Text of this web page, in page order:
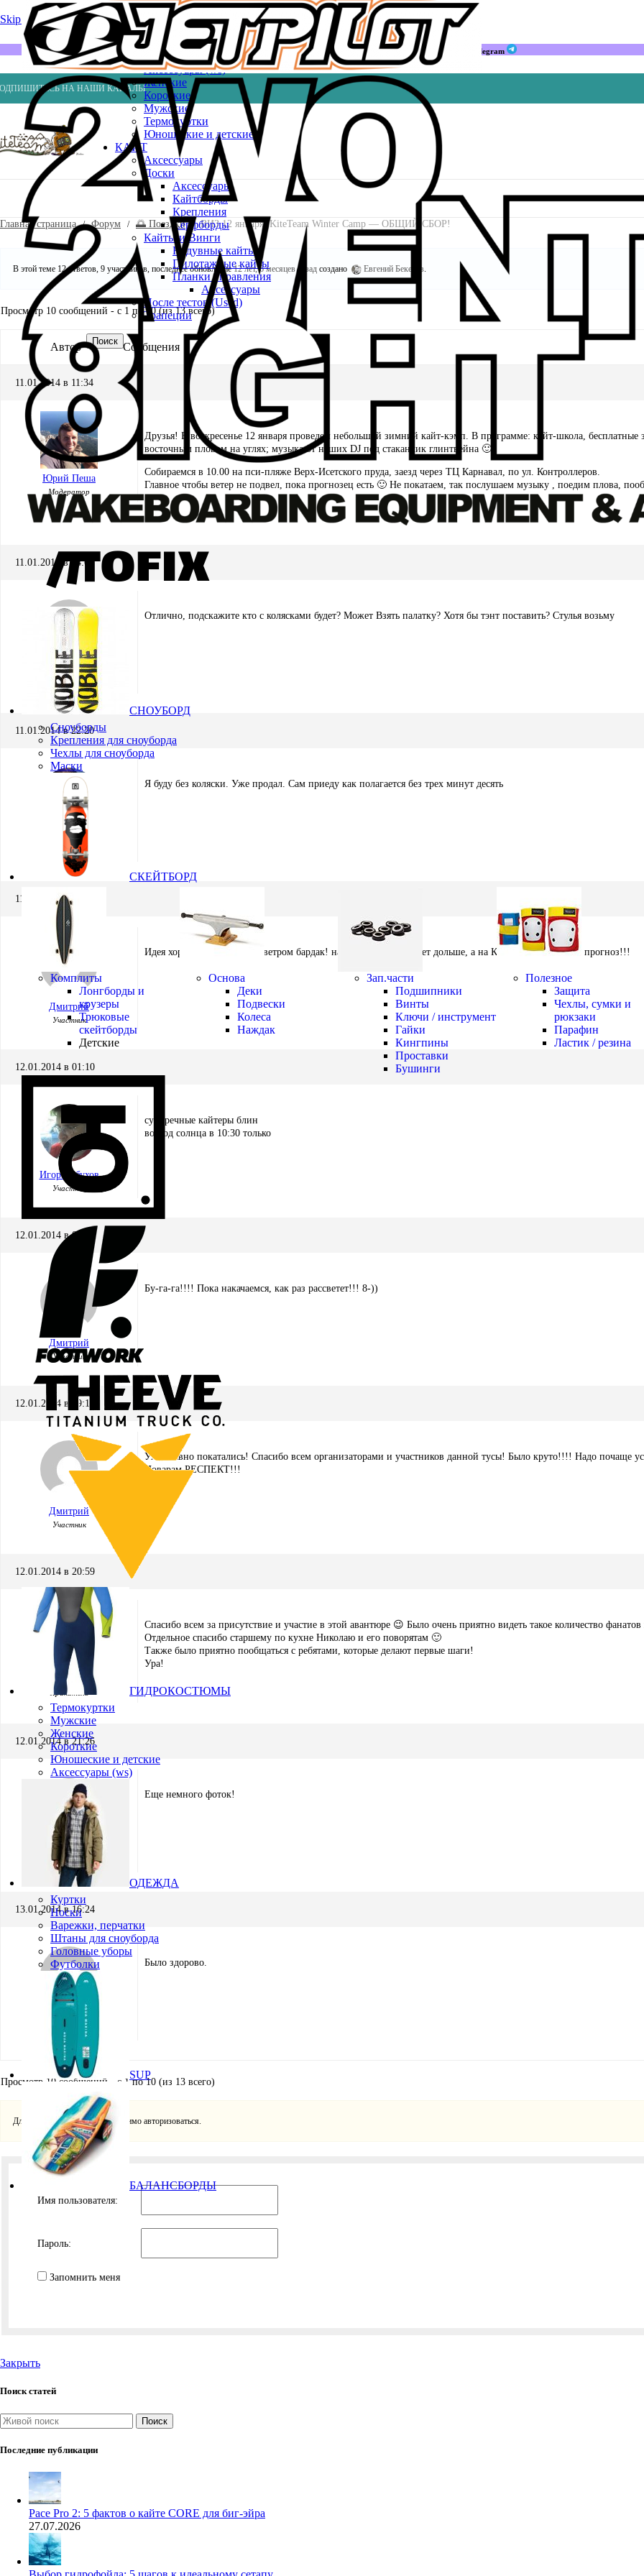
Skip to navigation Skip to main content
Мы в Telegram
НА НАШИ КАНАЛЫ
Весла
Насосы
ВЕЙК
Шлемы
ГИДРОКОСТЮМЫ
Аксессуары (ws)
Женские
Короткие
Мужские
Термокуртки
Юношеские и детские
КАЙТ
Аксессуары
Доски
Аксессуары
Кайтборды
Крепления
Серфборды
Кайты и Винги
Надувные кайты
Пилотажные кайты
Планки управления
Аксессуары
После тестов (Used)
Трапеции
Поиск
СНОУБОРД
Сноуборды
Крепления для сноуборда
Чехлы для сноуборда
Маски
СКЕЙТБОРД
Комплиты
Лонгборды и
крузеры
Трюковые
скейтборды
Детские
Основа
Деки
Подвески
Колеса
Наждак
Зап.части
Подшипники
Винты
Ключи / инструмент
Гайки
Кингпины
Проставки
Бушинги
Полезное
Защита
Чехлы, сумки и
рюкзаки
Парафин
Ластик / резина
ГИДРОКОСТЮМЫ
Термокуртки
Мужские
Женские
Короткие
Юношеские и детские
Аксессуары (ws)
ОДЕЖДА
Куртки
Носки
Варежки, перчатки
Штаны для сноуборда
Головные уборы
Футболки
SUP
БАЛАНСБОРДЫ
Главная страница Форум 🌅 Поездки ВИЗ 12 января: KiteTeam Winter Camp — ОБЩИЙ СБОР!
В этой теме 12 ответов, 9 участников, последнее обновление12 лет, 6 месяцев назад создано Евгений Бекетов.
Просмотр 10 сообщений - с 1 по 10 (из 13 всего)
Автор Сообщения
11.01.2014 в 11:34
Юрий Пеша
Модератор
Друзья! В воскресенье 12 января проведем небольшой зимний кайт-кэмп. В программе: кайт-школа,
восточным пловом на углях; музыка от наших DJ под стаканчик глинтвейна 🙂
Собираемся в 10.00 на пси-пляже Верх-Исетского пруда, заезд через ТЦ Карнавал, по ул. Контроллеров.
Главное чтобы ветер не подвел, пока прогнозец есть 🙂 Не покатаем, так послушаем музыку , поедим плова,
11.01.2014 в 14:05
Василий Фадеев
Участник
Отлично, подскажите кто с колясками будет? Может Взять палатку? Хотя бы тэнт поставить? Стулья возьму
11.01.2014 в 22:20
Игорь Кремнёв
Хранитель
Я буду без коляски. Уже продал. Сам приеду как полагается без трех минут десять
11.01.2014 в 22:48
Дмитрий
Участник
Идея хороша! Вот только с ветром бардак! на Щелкуне дуть будет дольше, а на Калдах, вашпе супер прогноз!!!
12.01.2014 в 01:10
Игорь Обухов
Участник
сумеречные кайтеры блин
восход солнца в 10:30 только
12.01.2014 в 01:21
Дмитрий
Участник
Бу-га-га!!!! Пока накачаемся, как раз рассветет!!! 8-))
12.01.2014 в 19:18
Дмитрий
Участник
Ух! Славно покатались! Спасибо всем организаторами и участников данной тусы! Было круто!!!! Надо почаще
Поварам РЕСПЕКТ!!!
12.01.2014 в 20:59
Игорь Кремнёв
Хранитель
Спасибо всем за присутствие и участие в этой авантюре 😉 Было очень приятно видеть такое количество
Отдельное спасибо старшему по кухне Николаю и его поворятам 🙂
Также было приятно пообщаться с ребятами, которые делают первые шаги!
Ура!
12.01.2014 в 21:26
Дмитрий
Участник
Еще немного фоток!
13.01.2014 в 16:24
Толян
Модератор
Было здорово.
Просмотр 10 сообщений - с 1 по 10 (из 13 всего)
Для ответа в этой теме необходимо авторизоваться.
Имя пользователя:
Пароль:
Запомнить меня
Закрыть
Поиск статей
Поиск
Последние публикации
Pace Pro 2: 5 фактов о кайте CORE для биг-эйра
27.07.2026